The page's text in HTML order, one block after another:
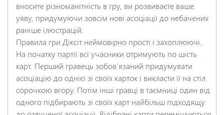
вносите різноманітність в гру, ви розвиваєте ваше
уяву, придумуючи зовсім нові асоціації до небачених
раніше ілюстрацій.
Правила гри Діксіт неймовірно прості і захоплюючі.
На початку партії всі учасники отримують по шість
карт. Перший гравець зобов'язаний придумувати
асоціацію до однієї зі своїх карток і викласти її на стіл
сорочкою вгору. Потім інші гравці в таємниці один від
одного підбирають зі своїх карт найбільш підходящу